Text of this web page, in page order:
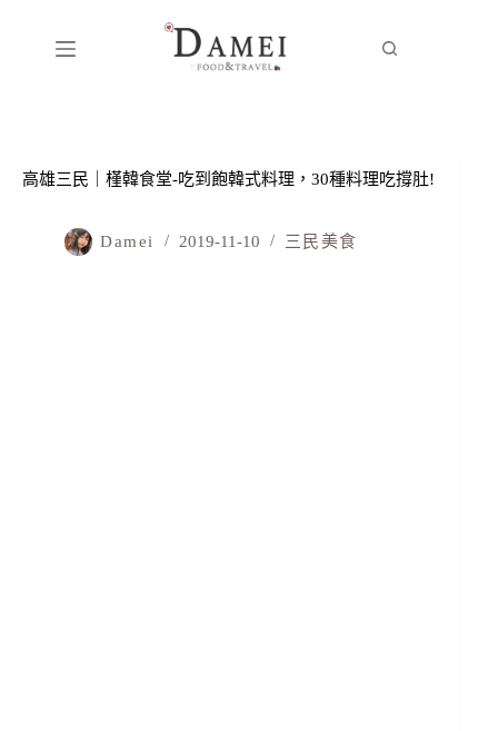
高雄三民｜槿韓食堂-吃到飽韓式料理，30種料理吃撐肚!
Damei 2019-11-10 三民美食